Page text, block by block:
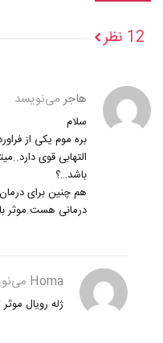
12 نظر
هاجرمی‌نویسد
سلام
بره موم یکی از
التهابی قوی
باشد…؟
هم چنین برای
درمانی هست.موثر
Homa
ژله رویال